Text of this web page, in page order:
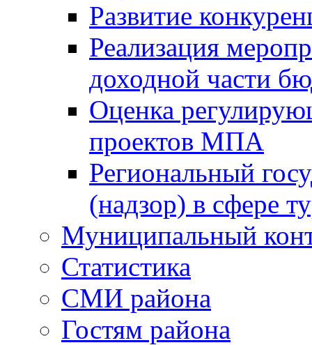
Развитие
Реализация
доходной части
Оценка
проектов МПА
Региональный
(надзор) в сфере
Муниципальный
Статистика
СМИ района
Гостям района